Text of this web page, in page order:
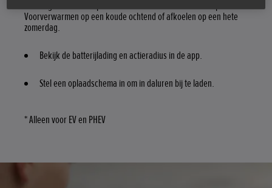
Voorverwarmen op een koude ochtend of afkoelen op een hete
zomerdag.
Bekijk de batterijlading en actieradius in de app.
Stel een oplaadschema in om in daluren bij te laden.
* Alleen voor EV en PHEV